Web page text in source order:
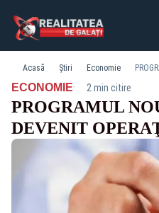
Acasă Știri Economie
ECONOMIE· 2 min citire
PROGRAMUL
DEVENIT